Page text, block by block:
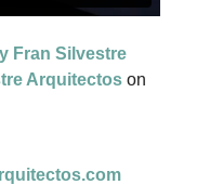
Fran Silvestre
Arquitectos on